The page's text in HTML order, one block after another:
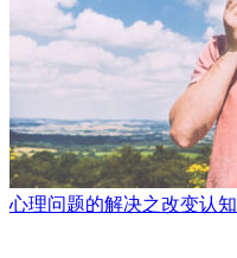
心理问题的解决之改变认知